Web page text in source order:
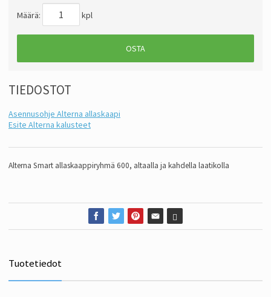
Määrä: kpl
OSTA
TIEDOSTOT
Asennusohje Alterna allaskaapi
Esite Alterna kalusteet
Alterna Smart allaskaappiryhmä 600, altaalla ja kahdella laatikolla
Tuotetiedot